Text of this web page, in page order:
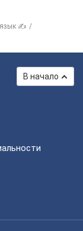
язык ✍
В начало